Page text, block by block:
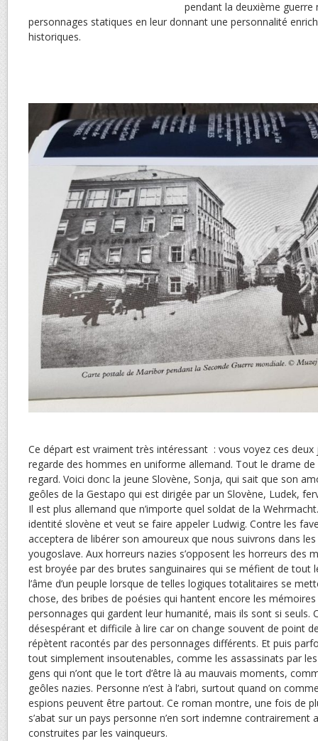
pendant la deuxième
personnages statiques en leur donnant une personnalité
historiques.
Ce départ est vraiment très intéressant : vous voyez ces deux
regarde des hommes en uniforme allemand. Tout le drame de
regard. Voici donc la jeune Slovène, Sonja, qui sait que son
geôles de la Gestapo qui est dirigée par un Slovène, Ludek,
Il est plus allemand que n’importe quel soldat de la
identité slovène et veut se faire appeler Ludwig. Contre les
acceptera de libérer son amoureux que nous suivrons dans
yougoslave. Aux horreurs nazies s’opposent les horreurs des
est broyée par des brutes sanguinaires qui se méfient de tout
l’âme d’un peuple lorsque de telles logiques totalitaires se
chose, des bribes de poésies qui hantent encore les
personnages qui gardent leur humanité, mais ils sont si seuls.
désespérant et difficile à lire car on change souvent de point
répètent racontés par des personnages différents. Et puis
tout simplement insoutenables, comme les assassinats par
gens qui n’ont que le tort d’être là au mauvais moments,
geôles nazies. Personne n’est à l’abri, surtout quand on
espions peuvent être partout. Ce roman montre, une fois de
s’abat sur un pays personne n’en sort indemne contrairement
construites par les vainqueurs.